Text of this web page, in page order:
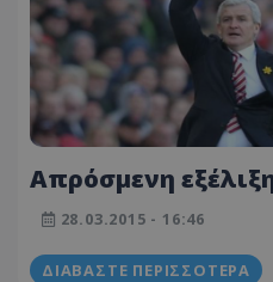
Aπρόσμενη
28.03.2015 - 16:46
ΔΙΑΒΆΣΤΕ ΠΕΡΙΣΣΌΤΕΡΑ